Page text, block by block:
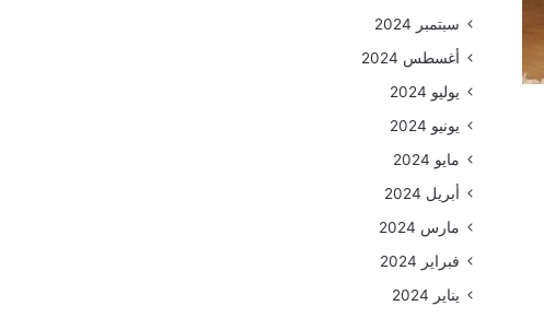
سبتمبر 2024
أغسطس 2024
يوليو 2024
يونيو 2024
مايو 2024
أبريل 2024
مارس 2024
فبراير 2024
يناير 2024